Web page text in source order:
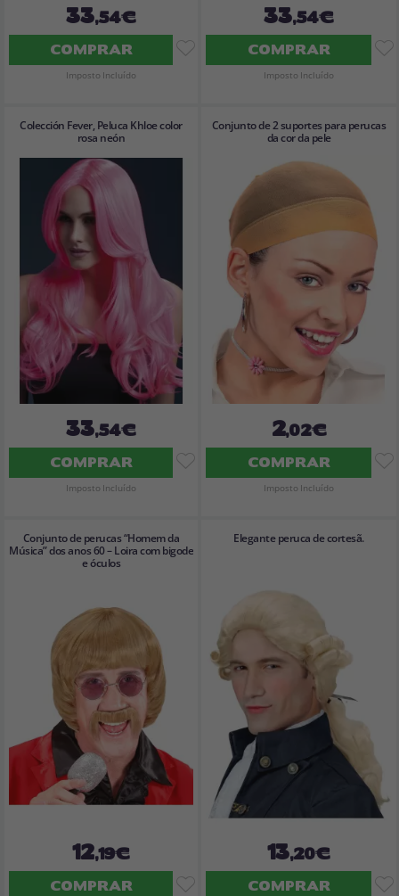
33,54€
COMPRAR
Imposto Incluído
33,54€
COMPRAR
Imposto Incluído
Colección Fever, Peluca Khloe color
rosa neón
33,54€
COMPRAR
Imposto Incluído
Conjunto de 2 suportes para perucas
da cor da pele
2,02€
COMPRAR
Imposto Incluído
Conjunto de perucas “Homem da
Música” dos anos 60 – Loira com bigode
e óculos
12,19€
COMPRAR
Elegante peruca de cortesã.
13,20€
COMPRAR